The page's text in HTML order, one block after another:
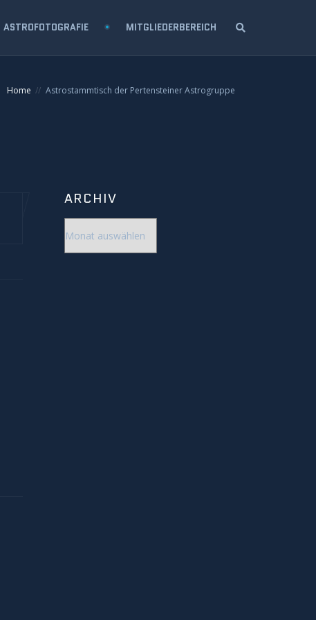
ASTROFOTOGRAFIE MITGLIEDERBEREICH
Home Astrostammtisch der Pertensteiner Astrogruppe
ARCHIV